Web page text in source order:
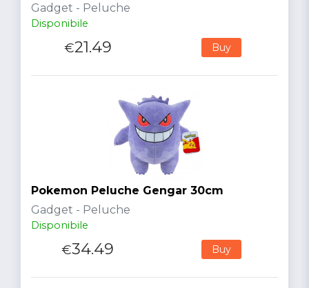
Gadget - Peluche
Disponibile
€21.49 Buy
Pokemon Peluche Gengar 30cm
Gadget - Peluche
Disponibile
€34.49 Buy